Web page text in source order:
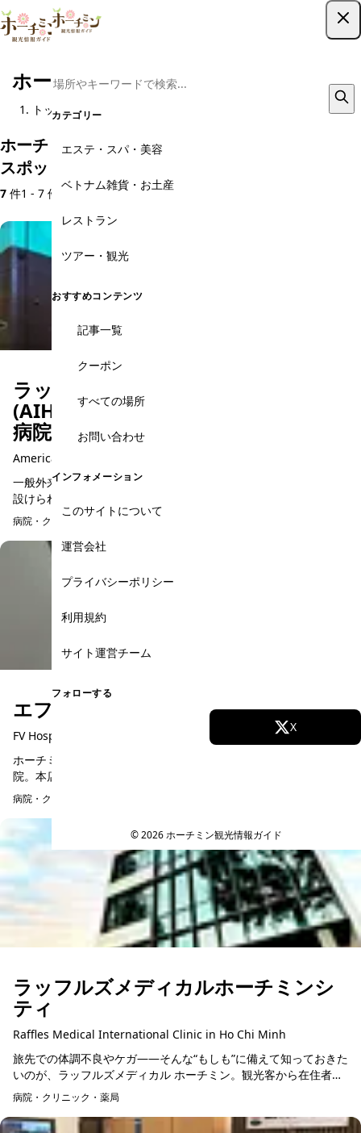
カテゴリー
エステ・スパ・美容
ベトナム雑貨・お土産
レストラン
ツアー・観光
おすすめコンテンツ
記事一覧
クーポン
すべての場所
お問い合わせ
インフォメーション
このサイトについて
運営会社
プライバシーポリシー
利用規約
サイト運営チーム
フォローする
X
© 2026 ホーチミン観光情報ガイド
ホーチミンの病院・クリニック・薬局
トップ基本情報
ホーチミン・病院・クリニック・薬局のおすすめ
スポット
7 件1 - 7 件を表示
ラッフルズメディカル専門医外来
(AIHアメリカンインターナショナル
病院3階)
American International Hospital AIH
一般外来だけでなく、より専門的な医療を必要とする方に向けて
設けられているのが、ラッフルズメディカル専門医外来です。ホ
ーチミン市内でも高い医療水準を誇るアメリカンインターナショ
ナル病院（AIH）の...
病院・クリニック・薬局
エフブイ・サイゴン・クリニック
FV Hospital(Bitexco)
ホーチミン市内にある海外旅行保険のキャッシュレス対応の病
院。本店は7区フーミンフンにありますが、簡単な家庭医療はここ
で済ませることができます。おそらく旅行者が厄介になるとき
は、怪我や腹痛、発熱と...
病院・クリニック・薬局
ラッフルズメディカルホーチミンシ
ティ
Raffles Medical International Clinic in Ho Chi Minh
旅先での体調不良やケガ――そんな“もしも”に備えて知っておきた
いのが、ラッフルズメディカル ホーチミン。観光客から在住者ま
で幅広く支持されているこのクリニックは、シンガポールに本院
を構える国際医...
病院・クリニック・薬局